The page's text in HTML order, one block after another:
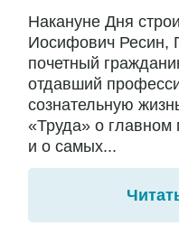
Накануне Дня
Иосифович Ресин,
почетный
отдавший
сознательную
«Труда» о главном
и о самых...